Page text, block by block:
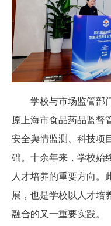
学校与市场监管部
原上海市食品药品监督
安全舆情监测、科技项
础。十余年来，学校始
人才培养的重要方向。
展，也是学校以人才培
融合的又一重要实践。